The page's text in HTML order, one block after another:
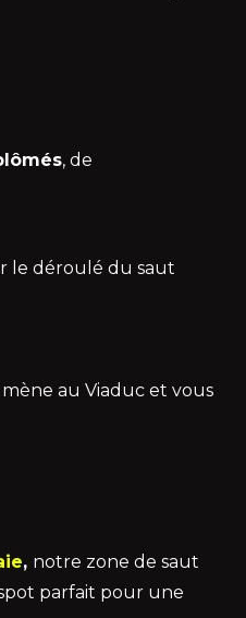
, de
le déroulé du saut
au Viaduc et vous
, notre zone de saut
parfait pour une